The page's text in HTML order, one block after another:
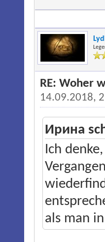
RE: Woher
14.09.2018,
Ирина
Ich
als man